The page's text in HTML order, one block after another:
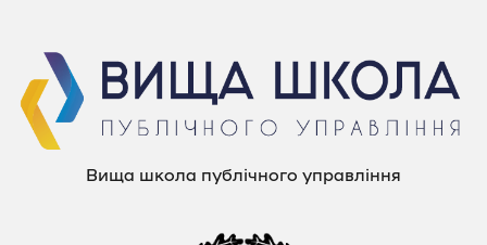
Вища школа публічного управління